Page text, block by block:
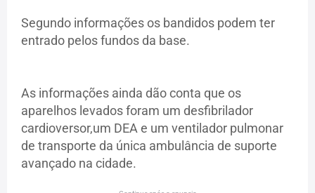
Segundo informações os bandidos podem ter
entrado pelos fundos da base.
As informações ainda dão conta que os
aparelhos levados foram um desfibrilador
cardioversor,um DEA e um ventilador pulmonar
de transporte da única ambulância de suporte
avançado na cidade.